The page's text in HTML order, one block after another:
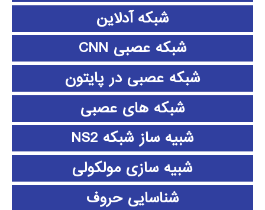
شبکه آدلاین
شبکه عصبی CNN
شبکه عصبی در پایتون
شبکه های عصبی
شبیه ساز شبکه NS2
شبیه سازی مولکولی
شناسایی حروف